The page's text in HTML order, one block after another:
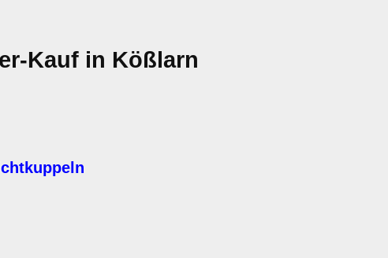
Kauf in Kößlarn